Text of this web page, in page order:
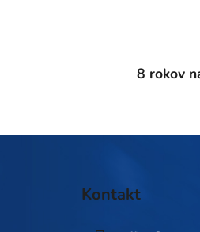
8 rokov
Kontakt